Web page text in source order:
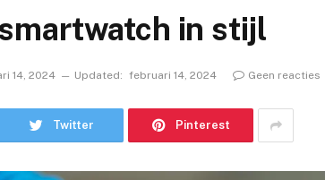
in stijl
14, 2024 Updated: februari 14, 2024 Geen reacties
Twitter Pinterest